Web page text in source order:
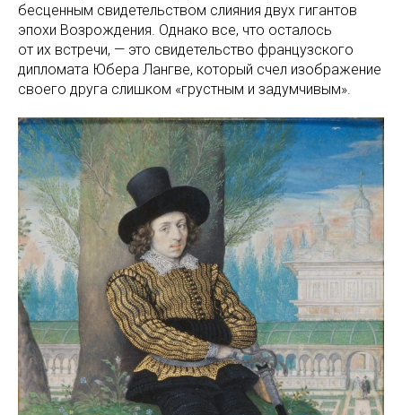
бесценным свидетельством слияния двух гигантов
эпохи Возрождения. Однако все, что осталось
от их встречи, — это свидетельство французского
дипломата Юбера Лангве, который счел изображение
своего друга слишком «грустным и задумчивым».